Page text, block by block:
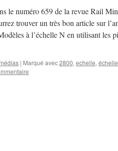
le numéro 659 de la revue Rail
trouver un très bon article sur
à l’échelle N en utilisant les
| Marqué avec2800, echelle, échelle